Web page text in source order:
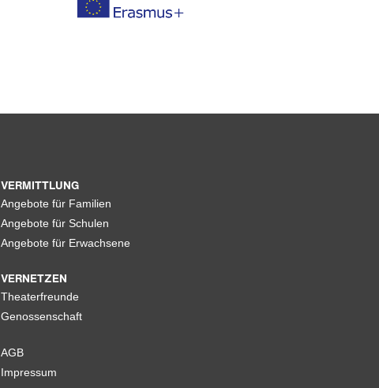
VERMITTLUNG
Angebote für Familien
Angebote für Schulen
Angebote für Erwachsene
VERNETZEN
Theaterfreunde
Genossenschaft
AGB
Impressum